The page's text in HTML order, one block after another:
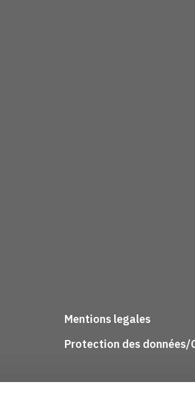
Mentions legales
Protection des